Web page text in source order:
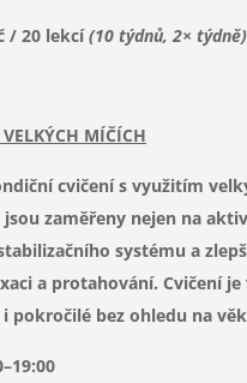
/ 20 lekcí(10 týdnů, 2× týdně)
MÍČÍCH
cvičení s využitím
jsou zaměřeny nejen na
systému a
a protahování. Cvičení
pokročilé bez ohledu na